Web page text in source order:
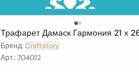
Трафарет Дамаск Гармония 21 х
Бренд:Craftstory
Арт.:704012